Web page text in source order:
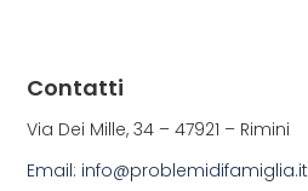
Contatti
Via Dei Mille, 34 – 47921 – Rimini
Email: info@problemidifamiglia.it